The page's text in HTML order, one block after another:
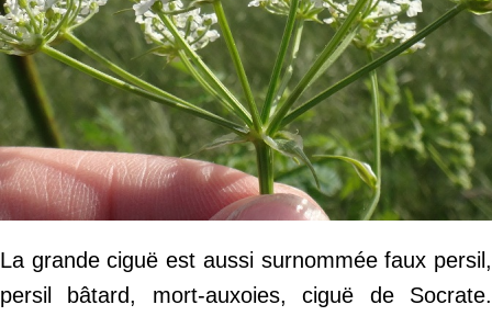
La grande ciguë est aussi surnommée faux persil,
persil bâtard, mort-auxoies, ciguë de Socrate.